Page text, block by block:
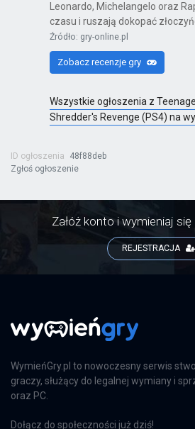
Leonardo, Michelangelo oraz
czasu i ruszają dokopać
Źródło: gry-online.pl
Zobacz recenzje gry
Wszystkie ogłoszenia z
Shredder's Revenge (PS4) na
ID ogłoszenia
48f88deb
Zgłoś ogłoszenie
Załóż konto i wymieniaj się
REJESTRACJA
WymieńGry.pl to nowoczesny serwis
graczy, służący do legalnej wymiany i
oraz PC.
Dołącz do społeczności już dziś!